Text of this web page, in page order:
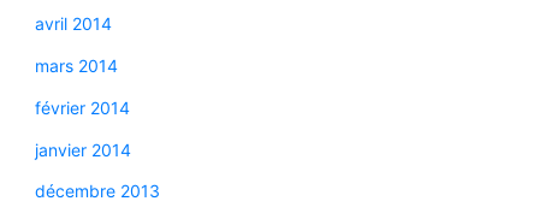
avril 2014
mars 2014
février 2014
janvier 2014
décembre 2013